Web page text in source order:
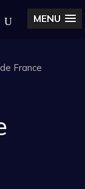
MENU
France